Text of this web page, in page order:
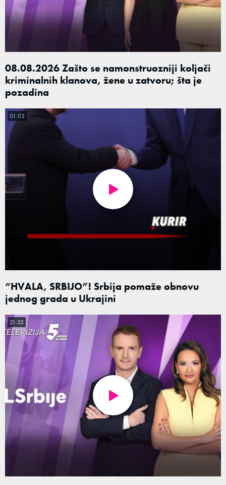
08.08.2026 Zašto se namonstruozniji koljači
kriminalnih klanova, žene u zatvoru; šta je
pozadina
“HVALA, SRBIJO”! Srbija pomaže obnovu
jednog grada u Ukrajini
01:03
21:33